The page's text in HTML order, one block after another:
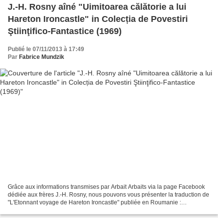
J.-H. Rosny aîné "Uimitoarea călătorie a lui
Hareton Ironcastle" in Colecția de Povestiri
Ştiinţifico-Fantastice (1969)
Publié le 07/11/2013 à 17:49
Par Fabrice Mundzik
Grâce aux informations transmises par Arbait Arbaits via la page Facebook
dédiée aux frères J.-H. Rosny, nous pouvons vous présenter la traduction de
"L'Etonnant voyage de Hareton Ironcastle" publiée en Roumanie :